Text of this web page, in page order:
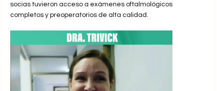
socias tuvieron acceso a exámenes oftalmológicos
completos y preoperatorios de alta calidad.